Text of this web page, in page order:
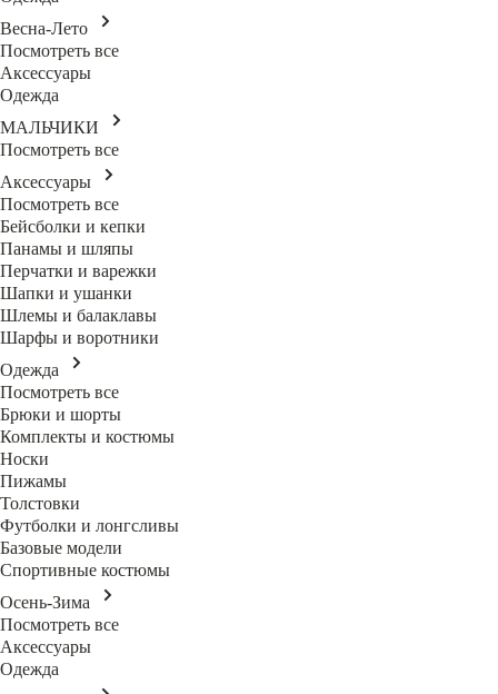
Весна-Лето
Посмотреть все
Аксессуары
Одежда
МАЛЬЧИКИ
Посмотреть все
Аксессуары
Посмотреть все
Бейсболки и кепки
Панамы и шляпы
Перчатки и варежки
Шапки и ушанки
Шлемы и балаклавы
Шарфы и воротники
Одежда
Посмотреть все
Брюки и шорты
Комплекты и костюмы
Носки
Пижамы
Толстовки
Футболки и лонгсливы
Базовые модели
Спортивные костюмы
Осень-Зима
Посмотреть все
Аксессуары
Одежда